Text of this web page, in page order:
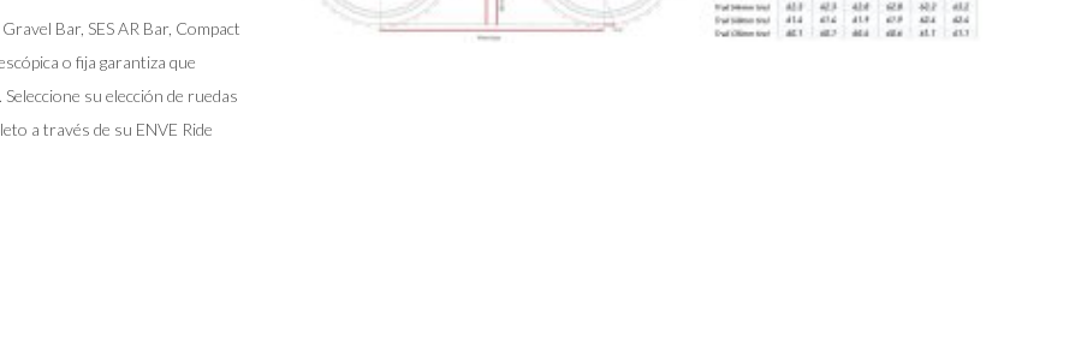
Bar, SES AR Bar, Compact
o fija garantiza que
su elección de ruedas
a través de su ENVE Ride